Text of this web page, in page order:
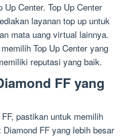
Up Center. Top Up Center
layanan top up untuk
mata uang virtual lainnya.
Top Up Center yang
reputasi yang baik.
FF yang
pastikan untuk memilih
FF yang lebih besar